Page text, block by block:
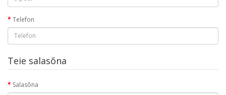
Telefon
Teie salasõna
Salasõna